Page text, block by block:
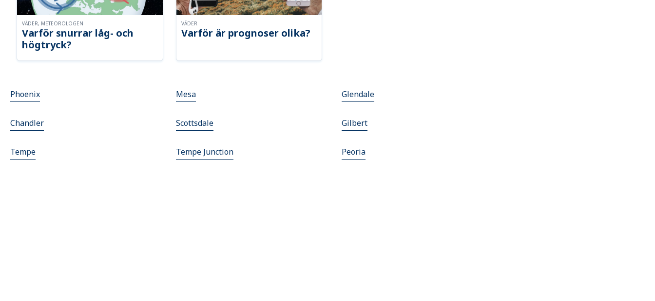
Varför snurrar låg- och
högtryck?
VÄDER, METEOROLOGEN
Varför är prognoser olika?
VÄDER
Phoenix Mesa Glendale
Chandler Scottsdale Gilbert
Tempe Tempe Junction Peoria